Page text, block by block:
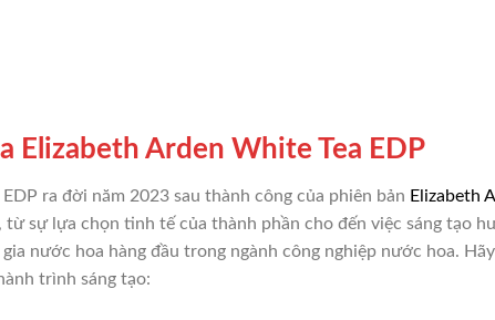
Elizabeth Arden White Tea EDP
ra đời năm 2023 sau thành công của phiên bản Elizabeth
sự lựa chọn tinh tế của thành phần cho đến việc sáng tạo
nước hoa hàng đầu trong ngành công nghiệp nước hoa.
trình sáng tạo: